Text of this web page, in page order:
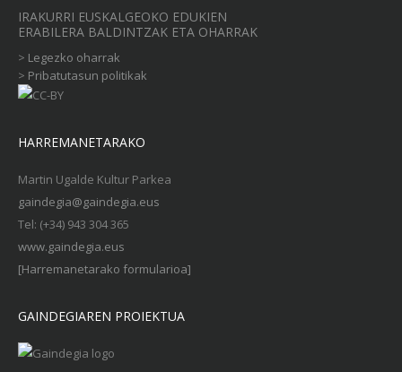
IRAKURRI EUSKALGEOKO EDUKIEN
ERABILERA BALDINTZAK ETA OHARRAK
> Legezko oharrak
> Pribatutasun politikak
HARREMANETARAKO
Martin Ugalde Kultur Parkea
gaindegia@gaindegia.eus
Tel: (+34) 943 304 365
www.gaindegia.eus
[Harremanetarako formularioa]
GAINDEGIAREN PROIEKTUA